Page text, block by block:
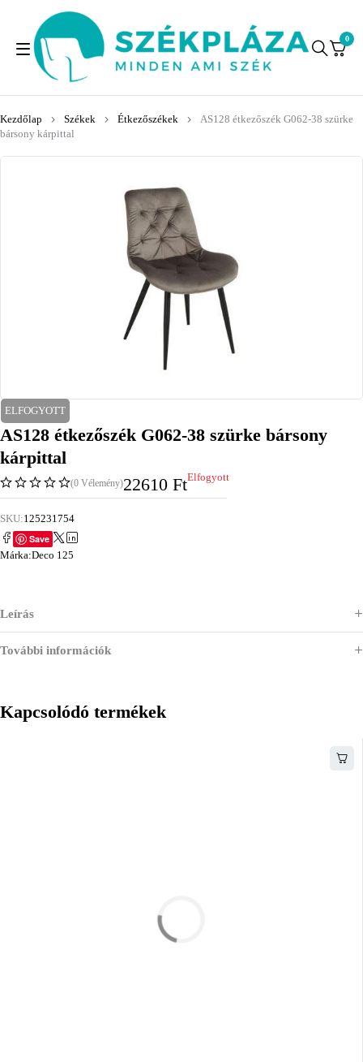
0
Kezdőlap Székek Étkezőszékek
AS128 étkezőszék G062-38 szürke
bársony kárpittal
ELFOGYOTT
AS128 étkezőszék G062-38 szürke bársony
kárpittal
(0 Vélemény)22610 FtElfogyott
SKU:125231754
Save
Márka:Deco 125
Leírás
További információk
Kapcsolódó termékek